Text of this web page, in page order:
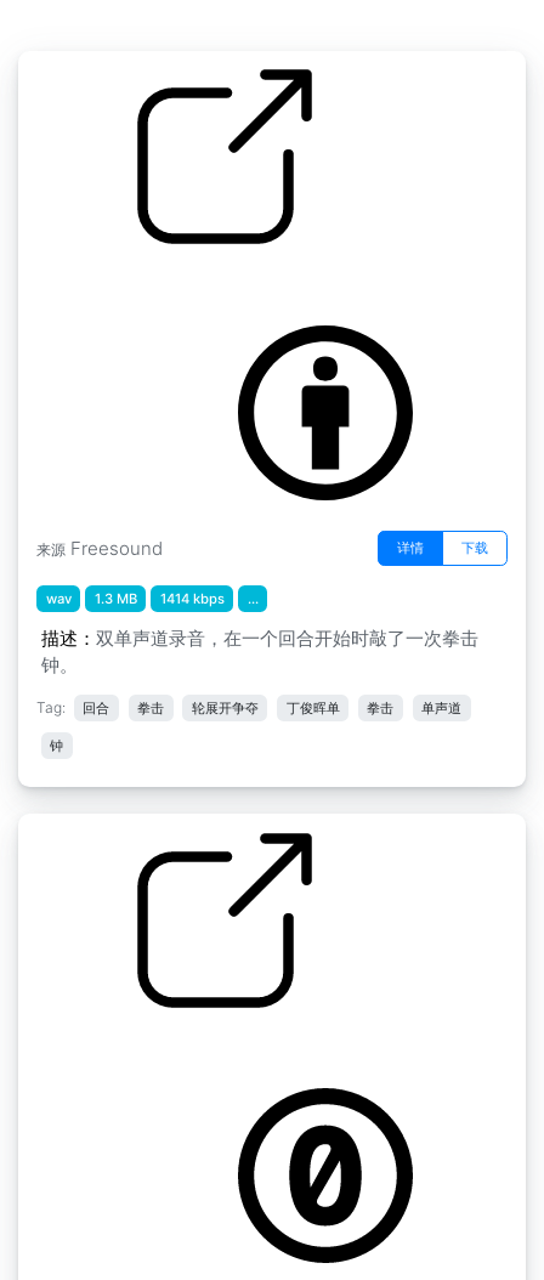
来源 Freesound 详情 下载
wav 1.3 MB 1414 kbps ...
描述： 双单声道录音，在一个回合开始时敲了一次拳击
钟。
Tag: 回合 拳击 轮展开争夺 丁俊晖单 拳击 单声道
钟